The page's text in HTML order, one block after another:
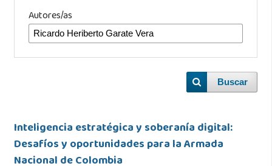
Autores/as
Buscar
Inteligencia estratégica y soberanía digital:
Desafíos y oportunidades para la Armada
Nacional de Colombia